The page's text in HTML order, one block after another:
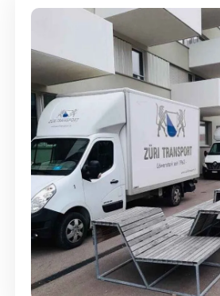
Umzugsreinigung - mit
Abgabegarantie